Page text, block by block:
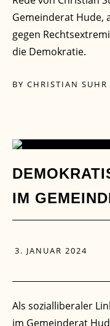
Gemeinderat Hude,
gegen
die Demokratie.
BY CHRISTIAN SUHR
03
JAN.
IM
3. JANUAR 2024
Als sozialliberaler
im Gemeinderat